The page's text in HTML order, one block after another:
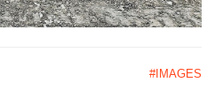
#IMAGES